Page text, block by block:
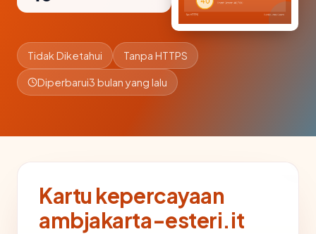
Tidak Diketahui Tanpa HTTPS
Diperbarui3 bulan yang lalu
Kartu kepercayaan
ambjakarta-esteri.it